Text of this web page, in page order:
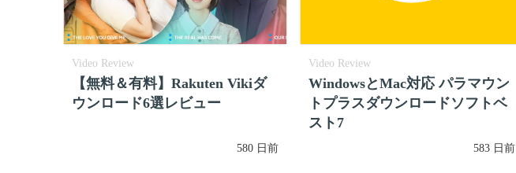
Video Review
【無料＆有料】Rakuten Vikiダ
ウンロード6選レビュー
580 日前
Video Review
WindowsとMac対応 パラマウン
トプラスダウンロードソフトベ
スト7
583 日前